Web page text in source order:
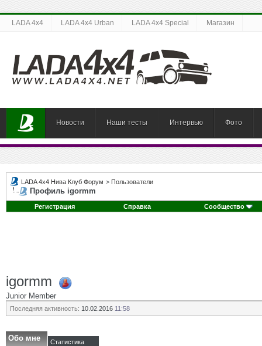
LADA 4x4 LADA 4x4 Urban LADA 4x4 Special Магазин
Новости Наши тесты Интервью Фото
LADA 4x4 Нива Клуб Форум > Пользователи
Профиль igormm
Регистрация Справка Сообщество
igormm
Junior Member
Последняя активность: 10.02.2016 11:58
Обо мне Статистика